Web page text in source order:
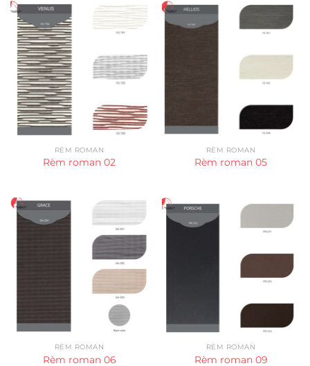
RÈM ROMAN
Rèm roman 02
RÈM ROMAN
Rèm roman 05
RÈM ROMAN
Rèm roman 06
RÈM ROMAN
Rèm roman 09